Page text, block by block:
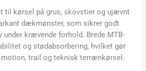
til kørsel på grus, skovstier og ujævnt
dækmønster, som sikrer godt
under krævende forhold. Brede MTB-
og stødabsorbering, hvilket gør
trail og teknisk terrænkørsel.